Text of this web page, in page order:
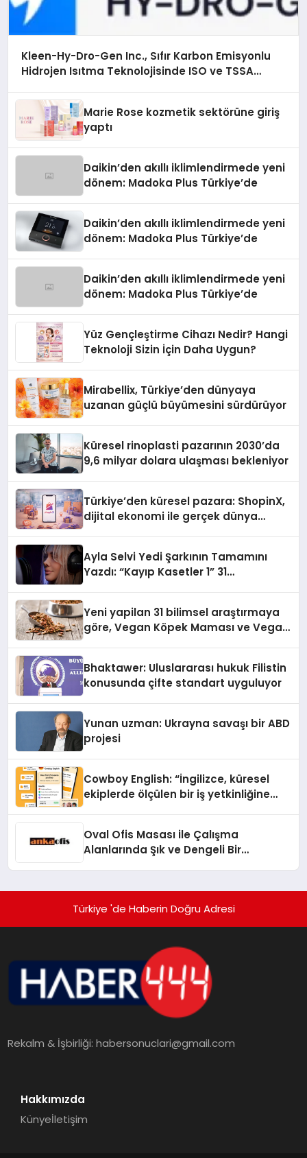
Kleen-Hy-Dro-Gen Inc., Sıfır Karbon Emisyonlu
Hidrojen Isıtma Teknolojisinde ISO ve TSSA
Marie Rose kozmetik sektörüne giriş
yaptı
Daikin’den akıllı iklimlendirmede yeni
dönem: Madoka Plus Türkiye’de
Daikin’den akıllı iklimlendirmede yeni
dönem: Madoka Plus Türkiye’de
Daikin’den akıllı iklimlendirmede yeni
dönem: Madoka Plus Türkiye’de
Yüz Gençleştirme Cihazı Nedir? Hangi
Teknoloji Sizin İçin Daha Uygun?
Mirabellix, Türkiye’den dünyaya
uzanan güçlü büyümesini sürdürüyor
Küresel rinoplasti pazarının 2030’da
9,6 milyar dolara ulaşması bekleniyor
Türkiye’den küresel pazara: ShopinX,
dijital ekonomi ile gerçek dünya
Ayla Selvi Yedi Şarkının Tamamını
Yazdı: “Kayıp Kasetler 1” 31
Yeni yapilan 31 bilimsel araştırmaya
göre, Vegan Köpek Maması ve Vegan
Bhaktawer: Uluslararası hukuk Filistin
konusunda çifte standart uyguluyor
Yunan uzman: Ukrayna savaşı bir ABD
projesi
Cowboy English: “İngilizce, küresel
ekiplerde ölçülen bir iş yetkinliğine
Oval Ofis Masası ile Çalışma
Alanlarında Şık ve Dengeli Bir
Türkiye 'de Haberin Doğru Adresi
Rekalm & İşbirliği:habersonuclari@gmail.com
Hakkımızda
Künyeİletişim